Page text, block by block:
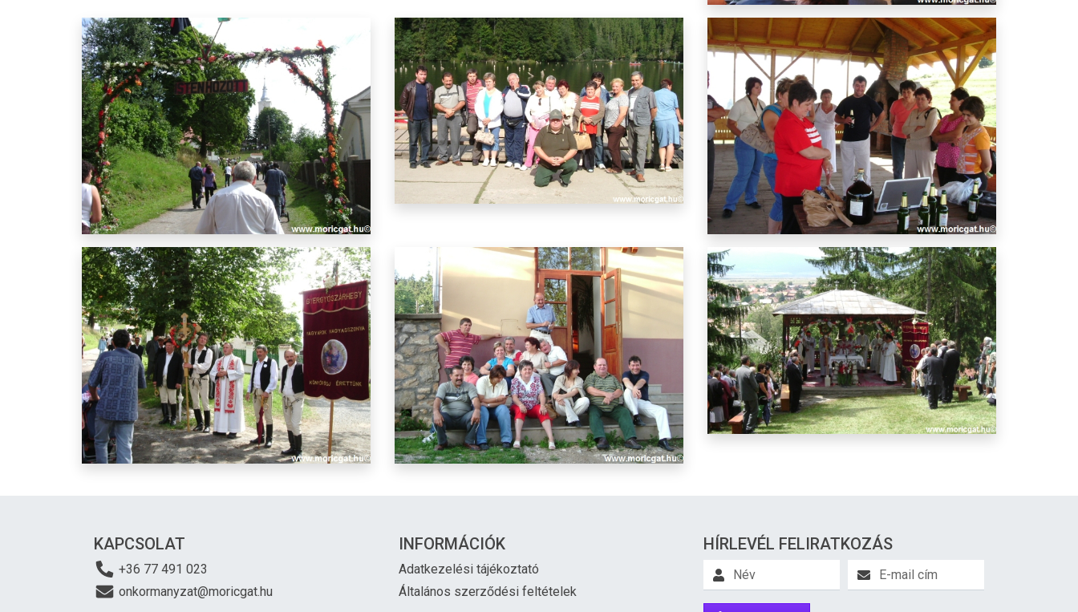
KAPCSOLAT
+36 77 491 023
onkormanyzat@moricgat.hu
INFORMÁCIÓK
Adatkezelési tájékoztató
Általános szerződési feltételek
HÍRLEVÉL FELIRATKOZÁS